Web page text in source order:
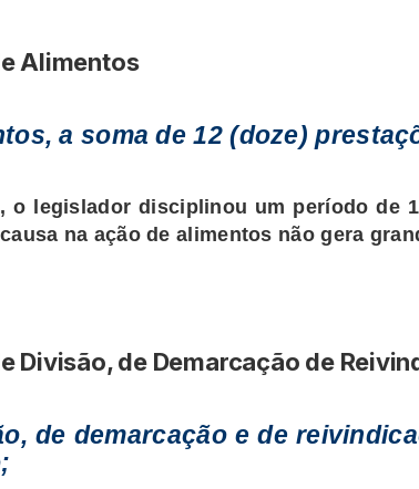
Alimentos
a soma de 12 (doze)
o legislador disciplinou um período de
na ação de alimentos não gera
Divisão, de Demarcação de
de demarcação e de